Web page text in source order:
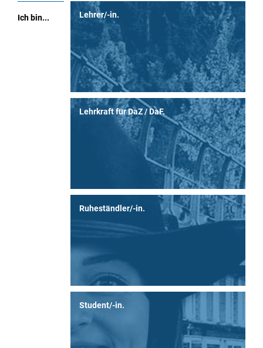
Quicklinks
Ich bin... Lehrer/-in.
Lehrkraft für DaZ / DaF.
Ruheständler/-in.
Student/-in.